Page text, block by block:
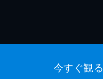
今すぐ観る